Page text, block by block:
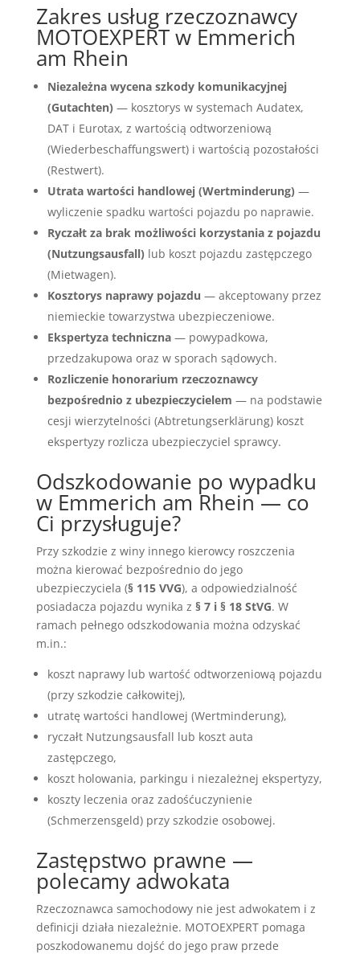
Zakres usług rzeczoznawcy
MOTOEXPERT w Emmerich
am Rhein
Niezależna wycena szkody komunikacyjnej
(Gutachten) — kosztorys w systemach Audatex,
DAT i Eurotax, z wartością odtworzeniową
(Wiederbeschaffungswert) i wartością pozostałości
(Restwert).
Utrata wartości handlowej (Wertminderung) —
wyliczenie spadku wartości pojazdu po naprawie.
Ryczałt za brak możliwości korzystania z pojazdu
(Nutzungsausfall) lub koszt pojazdu zastępczego
(Mietwagen).
Kosztorys naprawy pojazdu — akceptowany przez
niemieckie towarzystwa ubezpieczeniowe.
Ekspertyza techniczna— powypadkowa,
przedzakupowa oraz w sporach sądowych.
Rozliczenie honorarium rzeczoznawcy
bezpośrednio z ubezpieczycielem — na podstawie
cesji wierzytelności (Abtretungserklärung) koszt
ekspertyzy rozlicza ubezpieczyciel sprawcy.
Odszkodowanie po wypadku
w Emmerich am Rhein — co
Ci przysługuje?
Przy szkodzie z winy innego kierowcy roszczenia
można kierować bezpośrednio do jego
ubezpieczyciela (§ 115 VVG), a odpowiedzialność
posiadacza pojazdu wynika z § 7 i § 18 StVG. W
ramach pełnego odszkodowania można odzyskać
m.in.:
koszt naprawy lub wartość odtworzeniową pojazdu
(przy szkodzie całkowitej),
utratę wartości handlowej (Wertminderung),
ryczałt Nutzungsausfall lub koszt auta
zastępczego,
koszt holowania, parkingu i niezależnej ekspertyzy,
koszty leczenia oraz zadośćuczynienie
(Schmerzensgeld) przy szkodzie osobowej.
Zastępstwo prawne —
polecamy adwokata
Rzeczoznawca samochodowy nie jest adwokatem i z
definicji działa niezależnie. MOTOEXPERT pomaga
poszkodowanemu dojść do jego praw przede